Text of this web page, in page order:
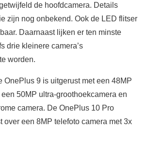
de hoofdcamera. Details
zijn nog onbekend. Ook de LED flitser
Daarnaast lijken er ten minste
drie kleinere camera’s
worden.
OnePlus 9 is uitgerust met een 48MP
50MP ultra-groothoekcamera en
camera. De OnePlus 10 Pro
over een 8MP telefoto camera met 3x